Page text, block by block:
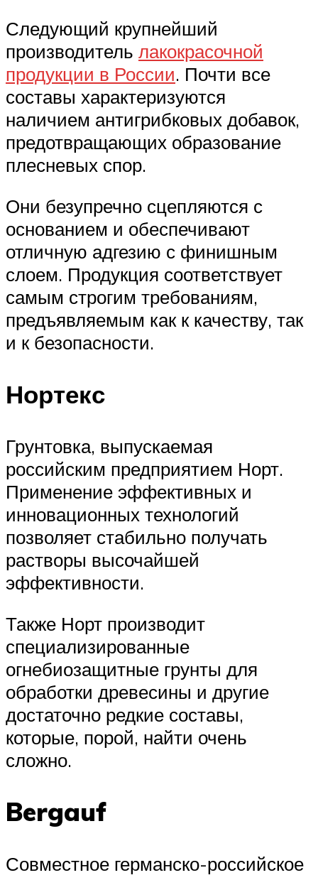
Следующий крупнейший
производитель лакокрасочной
продукции в России. Почти все
составы характеризуются
наличием антигрибковых добавок,
предотвращающих образование
плесневых спор.
Они безупречно сцепляются с
основанием и обеспечивают
отличную адгезию с финишным
слоем. Продукция соответствует
самым строгим требованиям,
предъявляемым как к качеству, так
и к безопасности.
Нортекс
Грунтовка, выпускаемая
российским предприятием Норт.
Применение эффективных и
инновационных технологий
позволяет стабильно получать
растворы высочайшей
эффективности.
Также Норт производит
специализированные
огнебиозащитные грунты для
обработки древесины и другие
достаточно редкие составы,
которые, порой, найти очень
сложно.
Bergauf
Совместное германско-российское